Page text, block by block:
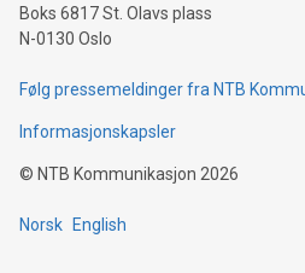
Boks 6817 St. Olavs plass
N-0130 Oslo
Følg pressemeldinger fra NTB
Informasjonskapsler
© NTB Kommunikasjon 2026
Norsk English